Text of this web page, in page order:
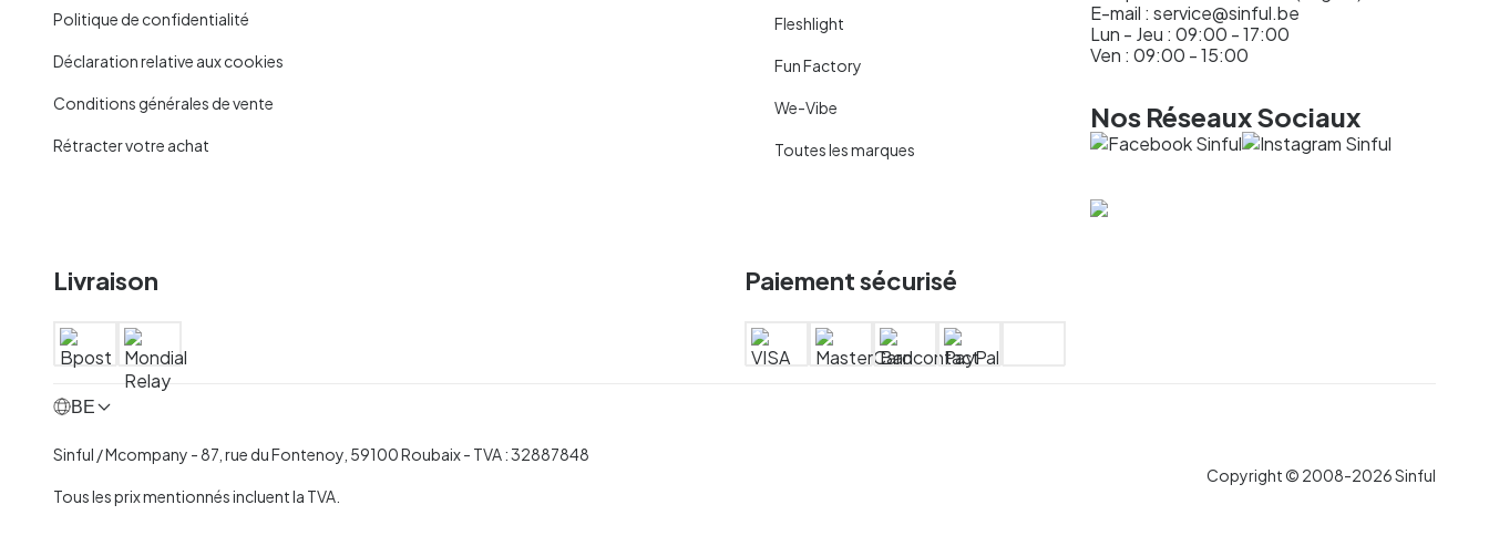
Politique de confidentialité
Déclaration relative aux cookies
Conditions générales de vente
Rétracter votre achat
Fleshlight
Fun Factory
We-Vibe
Toutes les marques
E-mail : service@sinful.be
Lun - Jeu : 09:00 - 17:00
Ven : 09:00 - 15:00
Nos Réseaux Sociaux
Livraison Paiement sécurisé
BE
Sinful / Mcompany - 87, rue du Fontenoy, 59100 Roubaix - TVA :32887848
Tous les prix mentionnés incluent la TVA.
Copyright © 2008-2026 Sinful